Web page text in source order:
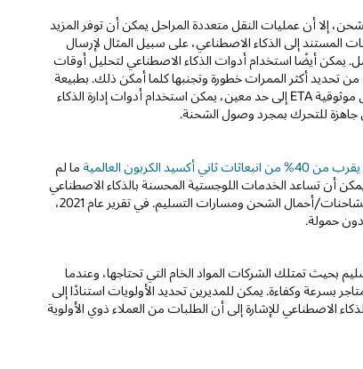
إلا أن عمليات النقل متعددة المراحل يمكن أن توفر المزيد
إلى الذكاء الاصطناعي، على سبيل المثال لإرسال
يمكن أيضًا استخدام أدوات الذكاء الاصطناعي لتحليل أوقات
تحديد أكثر الممرات خطورة وتجنبها كلما أمكن ذلك. بطبيعة
الحال، تتحسن دقة التنبؤ مع اقتراب الشحنة من نقطة التسليم. بمجرد وصول موثوقية ETA إلى حد معين، يمكن استخدام أدوات إدارة الذكاء
جاهزة للتحرك بمجرد وصول الشحنة.
من انبعاثات ثاني أكسيد الكربون العالمية
ما لم
أن تساعد الخدمات اللوجستية المحسنة بالذكاء الاصطناعي
في تقليل التأثير البيئي لمنتجات الشحن ومواده من خلال تحسين حمولات الشاحنات/أحمال الشحن ومسارات التسليم. في تقرير عام 2021،
بحيث تمتلك الشركات المواد الخام التي تحتاجها، وعندما
بسرعة وكفاءة. يمكن للمديرين تحديد الأولويات استنادًا إلى
الاصطناعي للإشارة إلى أن الطلبات من العملاء ذوي الأولوية